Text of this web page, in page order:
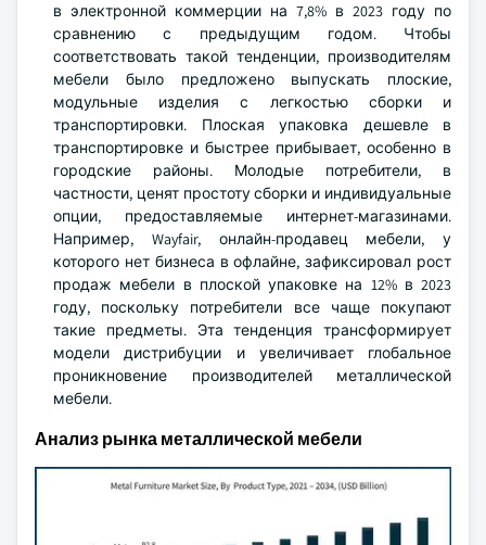
в электронной коммерции на 7,8% в 2023 году по
сравнению с предыдущим годом. Чтобы
соответствовать такой тенденции, производителям
мебели было предложено выпускать плоские,
модульные изделия с легкостью сборки и
транспортировки. Плоская упаковка дешевле в
транспортировке и быстрее прибывает, особенно в
городские районы. Молодые потребители, в
частности, ценят простоту сборки и индивидуальные
опции, предоставляемые интернет-магазинами.
Например, Wayfair, онлайн-продавец мебели, у
которого нет бизнеса в офлайне, зафиксировал рост
продаж мебели в плоской упаковке на 12% в 2023
году, поскольку потребители все чаще покупают
такие предметы. Эта тенденция трансформирует
модели дистрибуции и увеличивает глобальное
проникновение производителей металлической
мебели.
Анализ рынка металлической мебели